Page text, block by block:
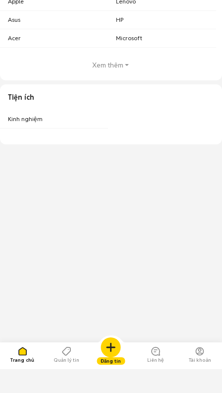
Trang chủ Quản lý tin Đăng tin Liên hệ Tài khoản
Asus HP
Acer Microsoft
Xem thêm
Tiện ích
Kinh nghiệm